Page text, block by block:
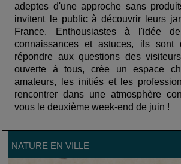
adeptes d'une approche sans
invitent le public à découvrir leurs
France. Enthousiastes à l'idée
connaissances et astuces, ils sont
répondre aux questions des
ouverte à tous, crée un espace
amateurs, les initiés et les
rencontrer dans une atmosphère
vous le deuxième week-end de juin !
NATURE EN VILLE